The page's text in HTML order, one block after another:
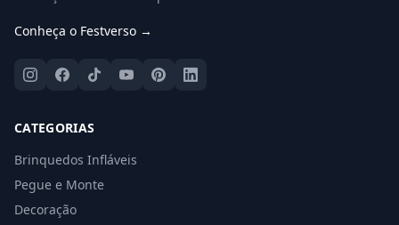
Conheça o Festverso →
CATEGORIAS
Brinquedos Infláveis
Pegue e Monte
Decoração